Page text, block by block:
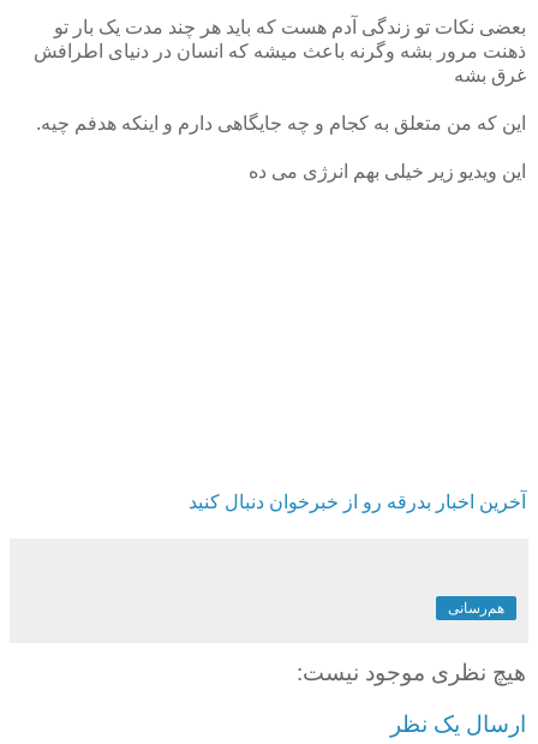
بعضی نکات تو زندگی آدم هست که باید هر چند مدت یک بار تو
ذهنت مرور بشه وگرنه باعث میشه که انسان در دنیای اطرافش
غرق بشه
این که من متعلق به کجام و چه جایگاهی دارم و اینکه هدفم چیه.
این ویدیو زیر خیلی بهم انرژی می ده
آخرین اخبار بدرقه رو از خبرخوان دنبال کنید
هم‌رسانی
هیچ نظری موجود نیست:
ارسال یک نظر